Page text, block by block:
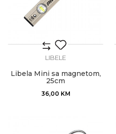
LIBELE
Libela Mini sa magnetom,
25cm
36,00 KM